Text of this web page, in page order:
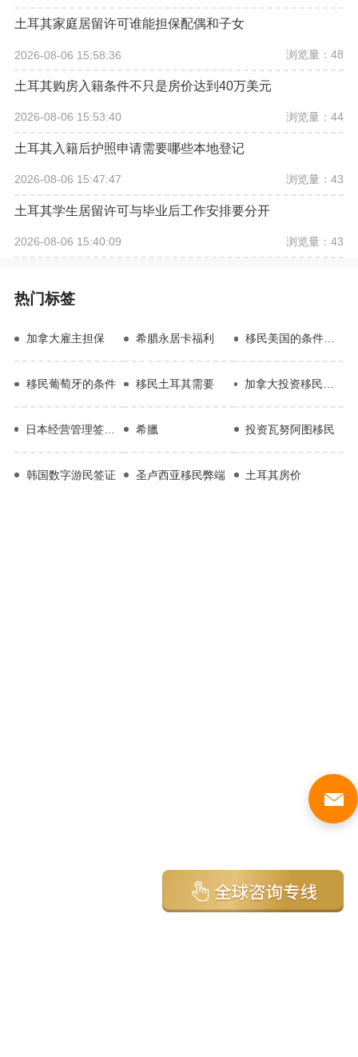
土耳其家庭居留许可谁能担保配偶和子女
2026-08-06 15:58:36 浏览量：48
土耳其购房入籍条件不只是房价达到40万美元
2026-08-06 15:53:40 浏览量：44
土耳其入籍后护照申请需要哪些本地登记
2026-08-06 15:47:47 浏览量：43
土耳其学生居留许可与毕业后工作安排要分开
2026-08-06 15:40:09 浏览量：43
热门标签
加拿大雇主担保 希腊永居卡福利 移民美国的条件是什么
移民葡萄牙的条件 移民土耳其需要
日本经营管理签证流程 希臘 投资瓦努阿图移民
韩国数字游民签证 圣卢西亚移民弊端 土耳其房价